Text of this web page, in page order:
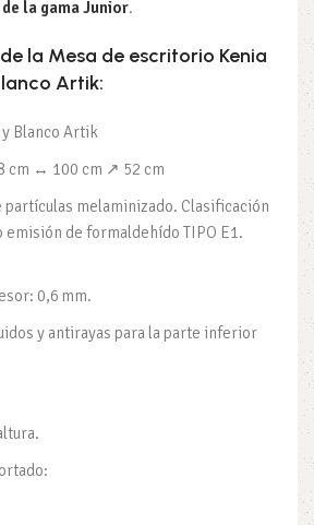
la gama Junior.
de la Mesa de escritorio Kenia
Artik:
Blanco Artik
cm ↔ 100 cm ↗ 52 cm
partículas melaminizado. Clasificación
emisión de formaldehído TIPO E1.
0,6 mm.
y antirayas para la parte inferior